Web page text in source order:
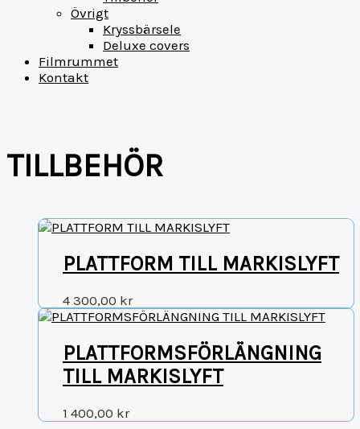
Övrigt
Kryssbärsele
Deluxe covers
Filmrummet
Kontakt
TILLBEHÖR
PLATTFORM TILL MARKISLYFT
4 300,00 kr
PLATTFORMSFÖRLÄNGNING
TILL MARKISLYFT
1 400,00 kr